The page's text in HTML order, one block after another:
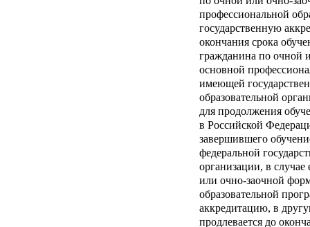
профессиональной
государственную
окончания срока
гражданина по очной
основной
имеющей
образовательной
для продолжения
в Российской
завершившего
федеральной
организации, в
или очно-заочной
образовательной
аккредитацию, в
продлевается до